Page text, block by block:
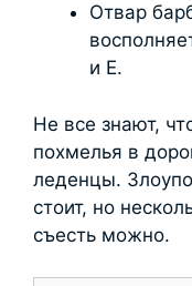
Отвар
и E.
Не все знают,
похмелья в
леденцы.
стоит, но
съесть можно.